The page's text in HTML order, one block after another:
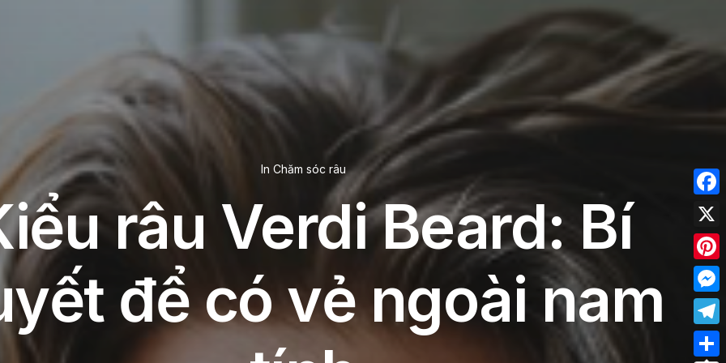
In Chăm sóc râu
râu Verdi Beard: Bí
để có vẻ ngoài nam
X